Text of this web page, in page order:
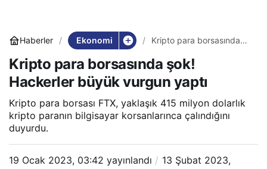
Haberler Ekonomi
Kripto para borsasında
vurgun yaptı
Kripto para borsasında şok!
Hackerler büyük vurgun yaptı
Kripto para borsası FTX, yaklaşık 415 milyon dolarlık
kripto paranın bilgisayar korsanlarınca çalındığını
duyurdu.
19 Ocak 2023, 03:42 yayınlandı
13 Şubat 2023,